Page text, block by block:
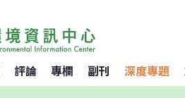
評論 專欄 副刊 深度專題